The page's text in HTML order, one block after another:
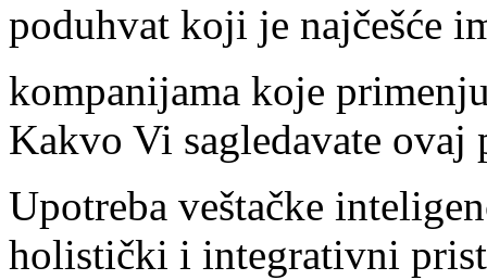
poduhvat koji je najčešće
kompanijama koje
Kakvo Vi sagledavate ovaj
Upotreba veštačke
holistički i integrativni